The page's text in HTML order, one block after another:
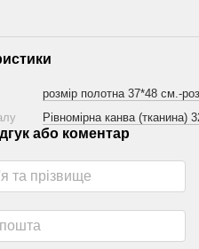
розмір полотна 37*48 см.-
Рівномірна канва (тканина)
або коментар